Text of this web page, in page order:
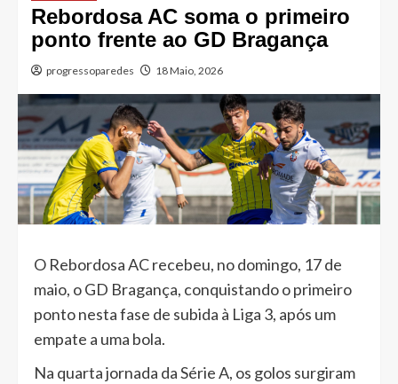
Rebordosa AC soma o primeiro
ponto frente ao GD Bragança
progressoparedes 18 Maio, 2026
O Rebordosa AC recebeu, no domingo, 17 de
maio, o GD Bragança, conquistando o primeiro
ponto nesta fase de subida à Liga 3, após um
empate a uma bola.
Na quarta jornada da Série A, os golos surgiram